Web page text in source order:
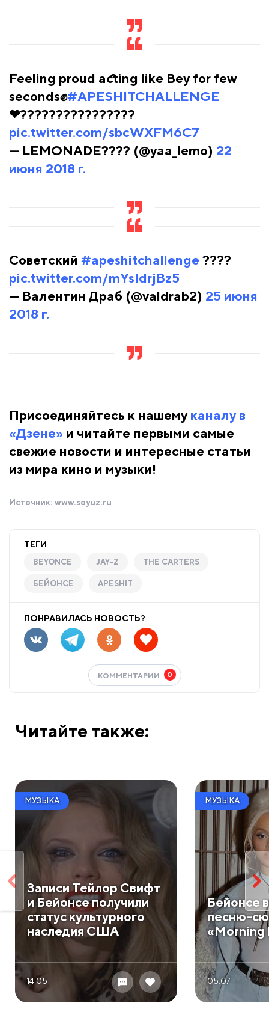
Feeling proud acting like Bey for few
seconds✊#APESHITCHALLENGE
❤????????????????
pic.twitter.com/sbcWXFM6C7
— LEMONADE???? (@yaa_lemo) 22
июня 2018 г.
Советский #apeshitchallenge ????
pic.twitter.com/mYsIdrjBz5
— Валентин Драб (@valdrab2) 25 июня
2018 г.
Присоединяйтесь к нашемуканалу в
«Дзене» и читайте первыми самые
свежие новости и интересные статьи
из мира кино и музыки!
Источник: www.soyuz.ru
ТЕГИ
BEYONCE JAY-Z THE CARTERS
БЕЙОНСЕ APESHIT
ПОНРАВИЛАСЬ НОВОСТЬ?
КОММЕНТАРИИ 0
Читайте также:
МУЗЫКА
Записи Тейлор Свифт
и Бейонсе получили
статус культурного
наследия США
14.05
МУЗЫКА
Бейонсе
песню-
«Morning
05.07